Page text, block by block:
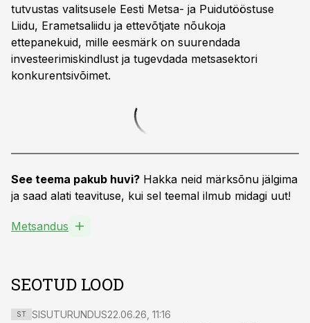
tutvustas valitsusele Eesti Metsa- ja Puidutööstuse
Liidu, Erametsaliidu ja ettevõtjate nõukoja
ettepanekuid, mille eesmärk on suurendada
investeerimiskindlust ja tugevdada metsasektori
konkurentsivõimet.
See teema pakub huvi? Hakka neid märksõnu jälgima
ja saad alati teavituse, kui sel teemal ilmub midagi uut!
Metsandus
SEOTUD LOOD
ST SISUTURUNDUS22.06.26, 11:16